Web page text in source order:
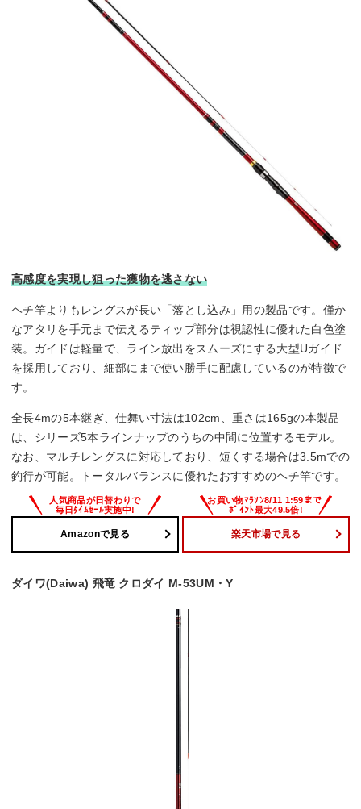
高感度を実現し狙った獲物を逃さない
ヘチ竿よりもレングスが長い「落とし込み」用の製品です。僅か
なアタリを手元まで伝えるティップ部分は視認性に優れた白色塗
装。ガイドは軽量で、ライン放出をスムーズにする大型Uガイド
を採用しており、細部にまで使い勝手に配慮しているのが特徴で
す。
全長4mの5本継ぎ、仕舞い寸法は102cm、重さは165gの本製品
は、シリーズ5本ラインナップのうちの中間に位置するモデル。
なお、マルチレングスに対応しており、短くする場合は3.5mでの
釣行が可能。トータルバランスに優れたおすすめのヘチ竿です。
Amazonで見る 楽天市場で見る
ダイワ(Daiwa) 飛竜 クロダイ M-53UM・Y